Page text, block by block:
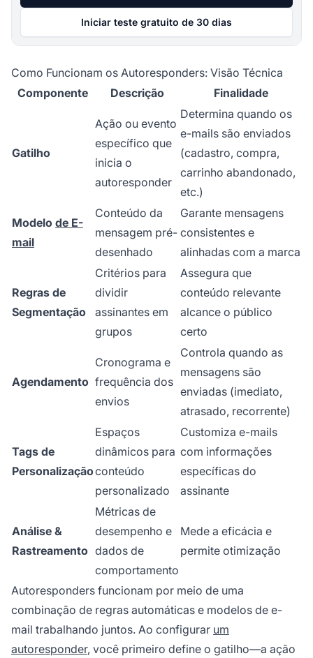
Iniciar teste gratuito de 30 dias
Como Funcionam os Autoresponders: Visão Técnica
Componente
Descrição Finalidade
Gatilho
Ação ou evento
específico que
inicia o
autoresponder
Determina quando os
e-mails são enviados
(cadastro, compra,
carrinho abandonado,
etc.)
Modelo de E-
mail
Conteúdo da
mensagem pré-
desenhado
Garante mensagens
consistentes e
alinhadas com a marca
Regras de
Segmentação
Critérios para
dividir
assinantes em
grupos
Assegura que
conteúdo relevante
alcance o público
certo
Agendamento
Cronograma e
frequência dos
envios
Controla quando as
mensagens são
enviadas (imediato,
atrasado, recorrente)
Tags de
Personalização
Espaços
dinâmicos para
conteúdo
personalizado
Customiza e-mails
com informações
específicas do
assinante
Análise &
Rastreamento
Métricas de
desempenho e
dados de
comportamento
Mede a eficácia e
permite otimização
Autoresponders funcionam por meio de uma
combinação de regras automáticas e modelos de e-
mail trabalhando juntos. Ao configurar um
autoresponder, você primeiro define o gatilho—a ação